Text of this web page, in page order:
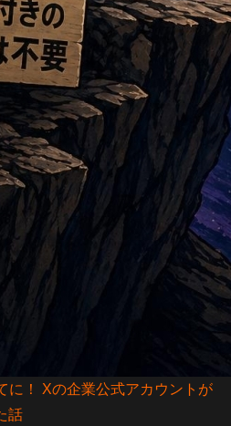
に！ Xの企業公式アカウントが
話